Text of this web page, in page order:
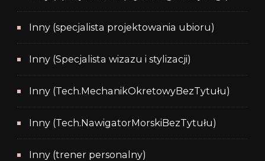
Inny (specjalista projektowania ubioru)
Inny (Specjalista wizazu i stylizacji)
Inny (Tech.MechanikOkretowyBezTytułu)
Inny (Tech.NawigatorMorskiBezTytułu)
Inny (trener personalny)